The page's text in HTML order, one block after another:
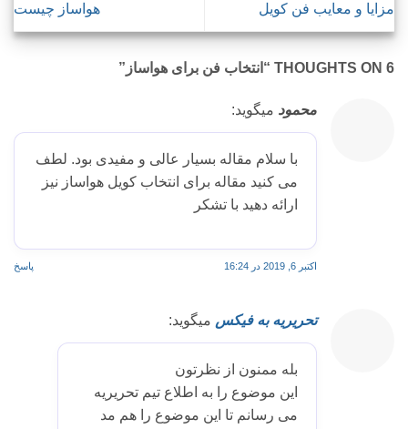
مزایا و معایب فن کویل هواساز چیست
6 THOUGHTS ON “ انتخاب فن برای هواساز ”
محمود میگوید:
با سلام مقاله بسیار عالی و مفیدی بود. لطف
می کنید مقاله برای انتخاب کویل هواساز نیز
ارائه دهید با تشکر
اکتبر 6, 2019 در 16:24 پاسخ
تحریریه به فیکس میگوید:
بله ممنون از نظرتون
این موضوع را به اطلاع تیم تحریریه
می رسانم تا این موضوع را هم مد